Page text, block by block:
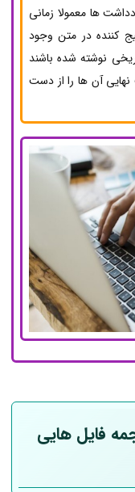
ها معمولا زمانی
کننده در متن وجود
نوشته شده باشند
آن ها را از دست
فایل هایی